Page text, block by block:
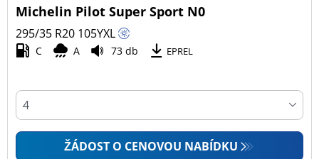
Všechny typy (32)
Osobní vůz (32)
4x4 (0)
Zemědělská technika (0)
Michelin Pilot Super Sport N0
295/35 R20 105YXL
C A 73 db EPREL
ŽÁDOST O CENOVOU NABÍDKU